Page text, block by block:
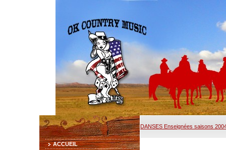
ACCUEIL
DANSES Enseignées saisons